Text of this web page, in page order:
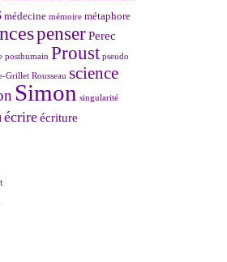
médecine mémoire métaphore
penserPerec
posthumain Proust pseudo
Grillet Rousseau science
Simon singularité
écrireécriture